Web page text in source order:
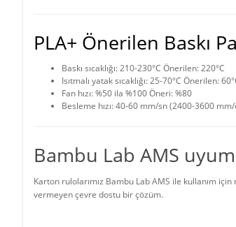
PLA+ Önerilen Baskı
Baskı sıcaklığı: 210-230°C Önerilen: 220°C
Isıtmalı yatak sıcaklığı: 25-70°C Önerilen:
Fan hızı: %50 ila %100 Öneri: %80
Besleme hızı: 40-60 mm/sn (2400-3600
Bambu Lab AMS
Karton rulolarımız Bambu Lab AMS ile kullanım
vermeyen çevre dostu bir çözüm.